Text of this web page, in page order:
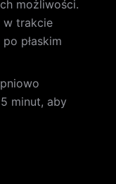
możliwości.
w trakcie
płaskim
minut, aby